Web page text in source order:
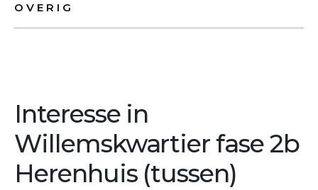
OVERIG
Interesse in
Willemskwartier fase 2b
Herenhuis (tussen)